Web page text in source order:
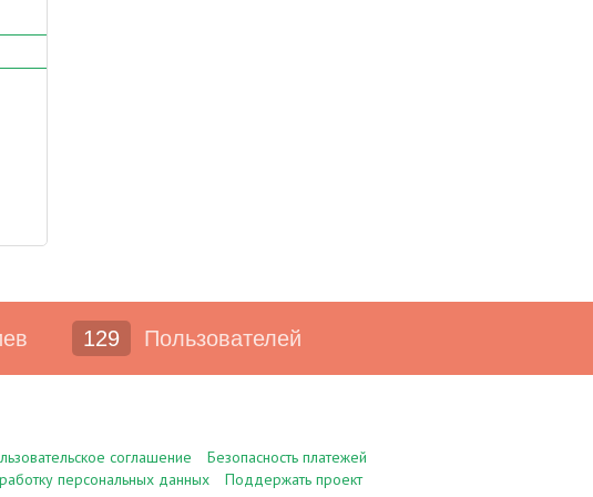
129 Пользователей
соглашение
Безопасность платежей
персональных данных
Поддержать проект